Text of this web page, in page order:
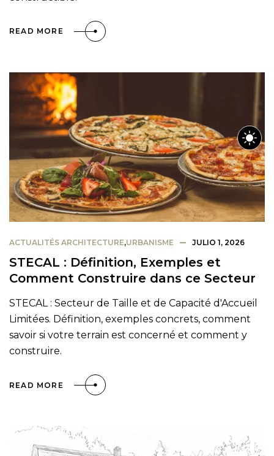
READ MORE
ACTUALITÉS ARCHITECTURE,URBANISME JULIO 1, 2026
STECAL : Définition, Exemples et
Comment Construire dans ce Secteur
STECAL : Secteur de Taille et de Capacité d'Accueil
Limitées. Définition, exemples concrets, comment
savoir si votre terrain est concerné et comment y
construire.
READ MORE